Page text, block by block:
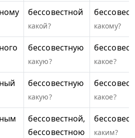
бессовестной
какой? какому?
бессовестную
какую? какое?
бессовестную
какую? какое?
бессовестной,
бессовестною
каким?